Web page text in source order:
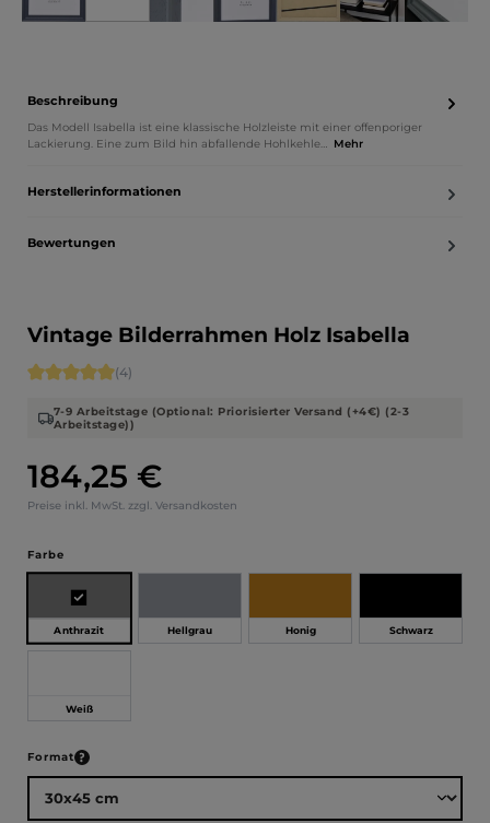
Beschreibung
Das Modell Isabella ist eine klassische Holzleiste mit einer offenporiger
Lackierung. Eine zum Bild hin abfallende Hohlkehle… Mehr
Herstellerinformationen
Bewertungen
Vintage Bilderrahmen Holz Isabella
Regulärer Preis:
184,25 €
Preise inkl. MwSt. zzgl. Versandkosten
Durchschnittliche Bewertung von 5 von 5 Sternen
(4)
7-9 Arbeitstage (Optional: Priorisierter Versand (+4€) (2-3
Arbeitstage))
Farbeauswählen
Anthrazit Hellgrau Honig Schwarz
Weiß
Formatauswählen